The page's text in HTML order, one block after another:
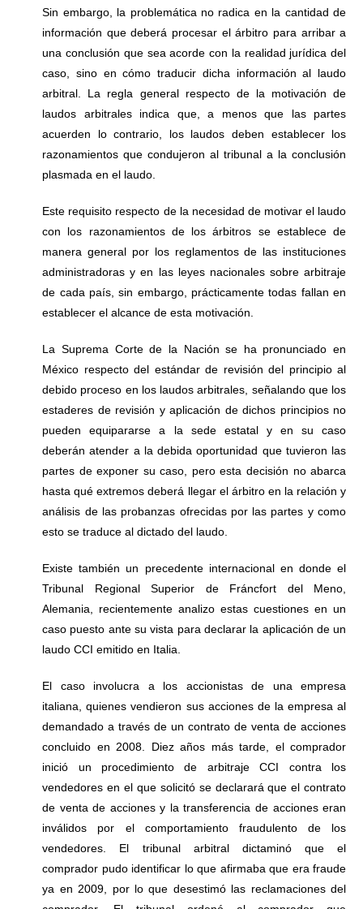
Sin embargo, la problemática no radica en la cantidad de
información que deberá procesar el árbitro para arribar a
una conclusión que sea acorde con la realidad jurídica del
caso, sino en cómo traducir dicha información al laudo
arbitral. La regla general respecto de la motivación de
laudos arbitrales indica que, a menos que las partes
acuerden lo contrario, los laudos deben establecer los
razonamientos que condujeron al tribunal a la conclusión
plasmada en el laudo.
Este requisito respecto de la necesidad de motivar el laudo
con los razonamientos de los árbitros se establece de
manera general por los reglamentos de las instituciones
administradoras y en las leyes nacionales sobre arbitraje
de cada país, sin embargo, prácticamente todas fallan en
establecer el alcance de esta motivación.
La Suprema Corte de la Nación se ha pronunciado en
México respecto del estándar de revisión del principio al
debido proceso en los laudos arbitrales, señalando que los
estaderes de revisión y aplicación de dichos principios no
pueden equipararse a la sede estatal y en su caso
deberán atender a la debida oportunidad que tuvieron las
partes de exponer su caso, pero esta decisión no abarca
hasta qué extremos deberá llegar el árbitro en la relación y
análisis de las probanzas ofrecidas por las partes y como
esto se traduce al dictado del laudo.
Existe también un precedente internacional en donde el
Tribunal Regional Superior de Fráncfort del Meno,
Alemania, recientemente analizo estas cuestiones en un
caso puesto ante su vista para declarar la aplicación de un
laudo CCI emitido en Italia.
El caso involucra a los accionistas de una empresa
italiana, quienes vendieron sus acciones de la empresa al
demandado a través de un contrato de venta de acciones
concluido en 2008. Diez años más tarde, el comprador
inició un procedimiento de arbitraje CCI contra los
vendedores en el que solicitó se declarará que el contrato
de venta de acciones y la transferencia de acciones eran
inválidos por el comportamiento fraudulento de los
vendedores. El tribunal arbitral dictaminó que el
comprador pudo identificar lo que afirmaba que era fraude
ya en 2009, por lo que desestimó las reclamaciones del